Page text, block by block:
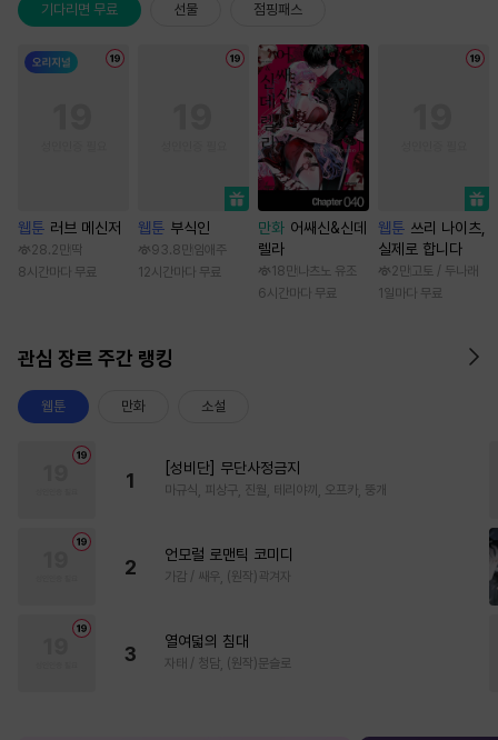
기다리면 무료 선물 점핑패스
웹툰 러브 메신저
28.2만 딱
8시간마다 무료
웹툰 부식인
93.8만 임애주
12시간마다 무료
만화 어쌔신&신데
렐라
18만 나츠노 유조
6시간마다 무료
웹툰 쓰리 나이츠,
실제로 합니다
2만 고토 / 두나래
1일마다 무료
관심 장르 주간 랭킹
웹툰 만화 소설
1
[성비단] 무단사정금지
마규식, 피상구, 진월, 테리야끼, 오프카, 뚱개
2
언모럴 로맨틱 코미디
가감 / 쌔우, (원작)곽겨자
3
열여덟의 침대
자태 / 청담, (원작)문슬로